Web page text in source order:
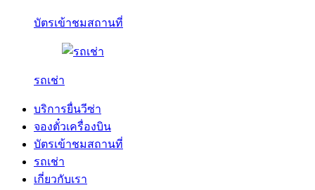
บัตรเข้าชมสถานที่
รถเช่า
บริการยื่นวีซ่า
จองตั๋วเครื่องบิน
บัตรเข้าชมสถานที่
รถเช่า
เกี่ยวกับเรา